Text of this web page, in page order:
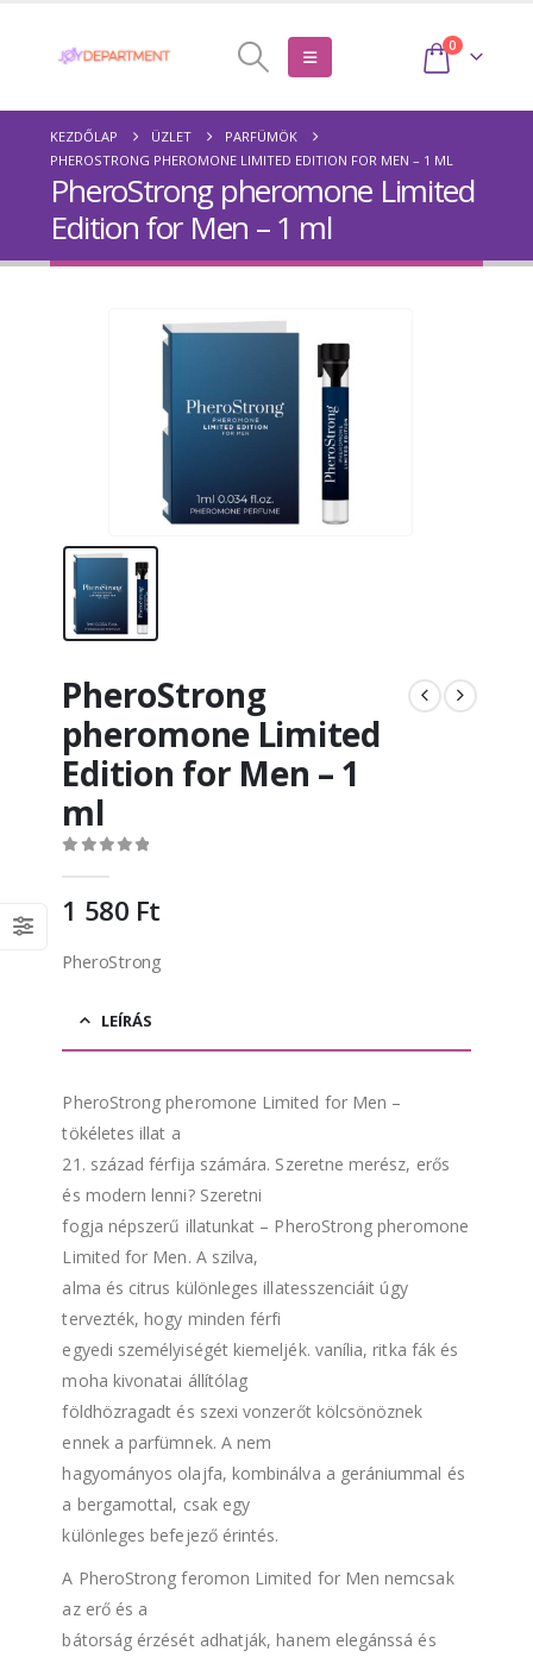
0
KEZDŐLAP ÜZLET
PARFÜMÖK
PHEROSTRONG PHEROMONE LIMITED EDITION FOR MEN – 1 ML
PheroStrong pheromone Limited
Edition for Men – 1 ml
PheroStrong
pheromone Limited
Edition for Men – 1
ml
1 580 Ft
PheroStrong
LEÍRÁS
PheroStrong pheromone Limited for Men –
tökéletes illat a
21. század férfija számára. Szeretne merész, erős
és modern lenni? Szeretni
fogja népszerű illatunkat – PheroStrong pheromone
Limited for Men. A szilva,
alma és citrus különleges illatesszenciáit úgy
tervezték, hogy minden férfi
egyedi személyiségét kiemeljék. vanília, ritka fák és
moha kivonatai állítólag
földhözragadt és szexi vonzerőt kölcsönöznek
ennek a parfümnek. A nem
hagyományos olajfa, kombinálva a gerániummal és
a bergamottal, csak egy
különleges befejező érintés.
A PheroStrong feromon Limited for Men nemcsak
az erő és a
bátorság érzését adhatják, hanem elegánssá és